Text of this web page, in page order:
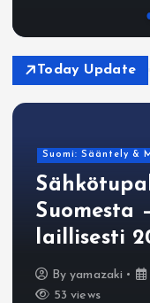
Today Update
Suomi: Sääntely &
Suomesta
laillisesti
Byyamazaki
53 views